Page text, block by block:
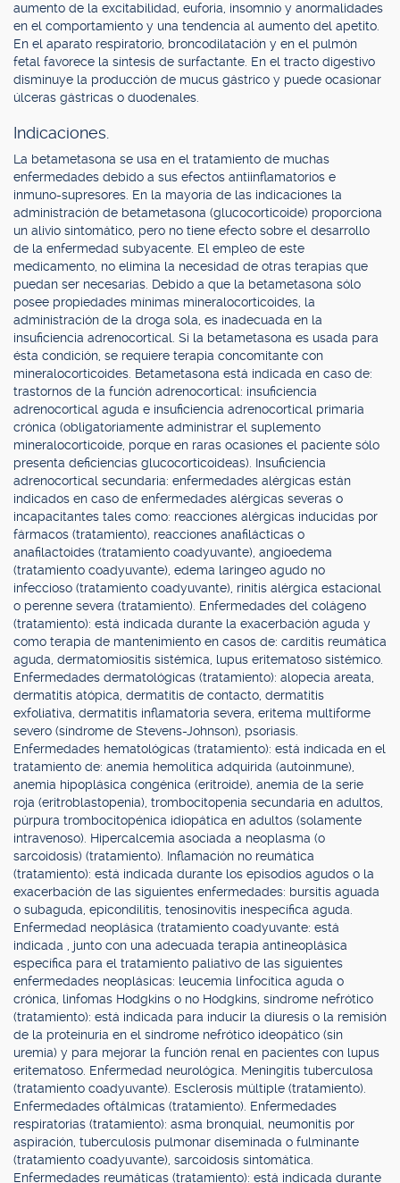
aumento de la excitabilidad, euforia, insomnio y anormalidades
en el comportamiento y una tendencia al aumento del apetito.
En el aparato respiratorio, broncodilatación y en el pulmón
fetal favorece la síntesis de surfactante. En el tracto digestivo
disminuye la producción de mucus gástrico y puede ocasionar
úlceras gástricas o duodenales.
Indicaciones.
La betametasona se usa en el tratamiento de muchas
enfermedades debido a sus efectos antiinflamatorios e
inmuno-supresores. En la mayoría de las indicaciones la
administración de betametasona (glucocorticoide) proporciona
un alivio sintomático, pero no tiene efecto sobre el desarrollo
de la enfermedad subyacente. El empleo de este
medicamento, no elimina la necesidad de otras terapias que
puedan ser necesarias. Debido a que la betametasona sólo
posee propiedades mínimas mineralocorticoides, la
administración de la droga sola, es inadecuada en la
insuficiencia adrenocortical. Si la betametasona es usada para
ésta condición, se requiere terapia concomitante con
mineralocorticoides. Betametasona está indicada en caso de:
trastornos de la función adrenocortical: insuficiencia
adrenocortical aguda e insuficiencia adrenocortical primaria
crónica (obligatoriamente administrar el suplemento
mineralocorticoide, porque en raras ocasiones el paciente sólo
presenta deficiencias glucocorticoideas). Insuficiencia
adrenocortical secundaria: enfermedades alérgicas están
indicados en caso de enfermedades alérgicas severas o
incapacitantes tales como: reacciones alérgicas inducidas por
fármacos (tratamiento), reacciones anafilácticas o
anafilactoides (tratamiento coadyuvante), angioedema
(tratamiento coadyuvante), edema laringeo agudo no
infeccioso (tratamiento coadyuvante), rinitis alérgica estacional
o perenne severa (tratamiento). Enfermedades del colágeno
(tratamiento): está indicada durante la exacerbación aguda y
como terapia de mantenimiento en casos de: carditis reumática
aguda, dermatomiositis sistémica, lupus eritematoso sistémico.
Enfermedades dermatológicas (tratamiento): alopecia areata,
dermatitis atópica, dermatitis de contacto, dermatitis
exfoliativa, dermatitis inflamatoria severa, eritema multiforme
severo (síndrome de Stevens-Johnson), psoriasis.
Enfermedades hematológicas (tratamiento): está indicada en el
tratamiento de: anemia hemolítica adquirida (autoinmune),
anemia hipoplásica congénica (eritroide), anemia de la serie
roja (eritroblastopenia), trombocitopenia secundaria en adultos,
púrpura trombocitopénica idiopática en adultos (solamente
intravenoso). Hipercalcemia asociada a neoplasma (o
sarcoidosis) (tratamiento). Inflamación no reumática
(tratamiento): está indicada durante los episodios agudos o la
exacerbación de las siguientes enfermedades: bursitis aguada
o subaguda, epicondilitis, tenosinovitis inespecífica aguda.
Enfermedad neoplásica (tratamiento coadyuvante: está
indicada , junto con una adecuada terapia antineoplásica
específica para el tratamiento paliativo de las siguientes
enfermedades neoplásicas: leucemia linfocítica aguda o
crónica, linfomas Hodgkins o no Hodgkins, síndrome nefrótico
(tratamiento): está indicada para inducir la diuresis o la remisión
de la proteinuria en el síndrome nefrótico ideopático (sin
uremia) y para mejorar la función renal en pacientes con lupus
eritematoso. Enfermedad neurológica. Meningitis tuberculosa
(tratamiento coadyuvante). Esclerosis múltiple (tratamiento).
Enfermedades oftálmicas (tratamiento). Enfermedades
respiratorias (tratamiento): asma bronquial, neumonitis por
aspiración, tuberculosis pulmonar diseminada o fulminante
(tratamiento coadyuvante), sarcoidosis sintomática.
Enfermedades reumáticas (tratamiento): está indicada durante